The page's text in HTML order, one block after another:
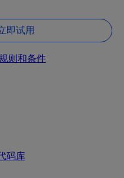
即试用
则和条件
码库